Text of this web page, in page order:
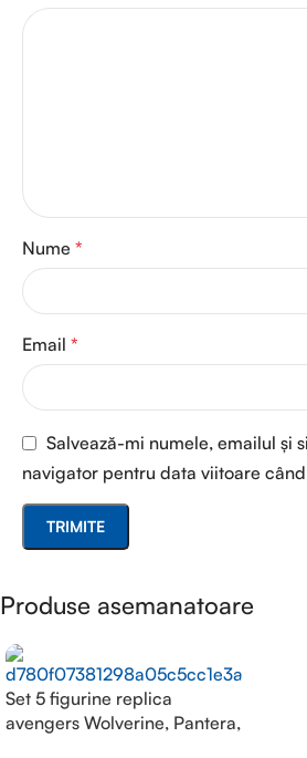
Nume *
Email *
Salvează-mi numele, emailul și
navigator pentru data viitoare
Produse asemanatoare
Set 5 figurine replica
avengers Wolverine, Pantera,